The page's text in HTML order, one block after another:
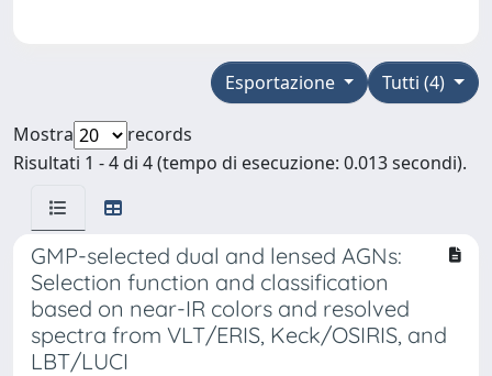
Tutti (4)
Esportazione
Mostra
records
Risultati 1 - 4 di 4 (tempo di esecuzione: 0.013 secondi).
GMP-selected dual and lensed AGNs:
Selection function and classification
based on near-IR colors and resolved
spectra from VLT/ERIS, Keck/OSIRIS, and
LBT/LUCI